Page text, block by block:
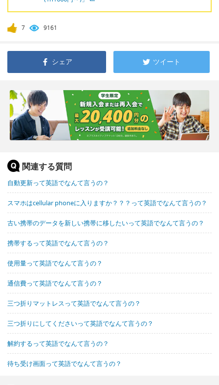
7 9161
シェア ツイート
関連する質問
自動更新って英語でなんて言うの？
スマホはcellular phoneに入りますか？？？って英語でなんて言うの？
古い携帯のデータを新しい携帯に移したいって英語でなんて言うの？
携帯するって英語でなんて言うの？
使用量って英語でなんて言うの？
通信費って英語でなんて言うの？
三つ折りマットレスって英語でなんて言うの？
三つ折りにしてくださいって英語でなんて言うの？
解約するって英語でなんて言うの？
待ち受け画面って英語でなんて言うの？